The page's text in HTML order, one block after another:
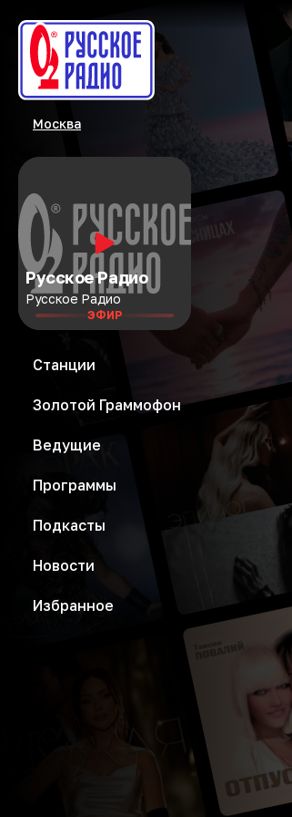
Москва
Русское Радио
Русское Радио
ЭФИР
Станции
Золотой Граммофон
Ведущие
Программы
Подкасты
Новости
Избранное